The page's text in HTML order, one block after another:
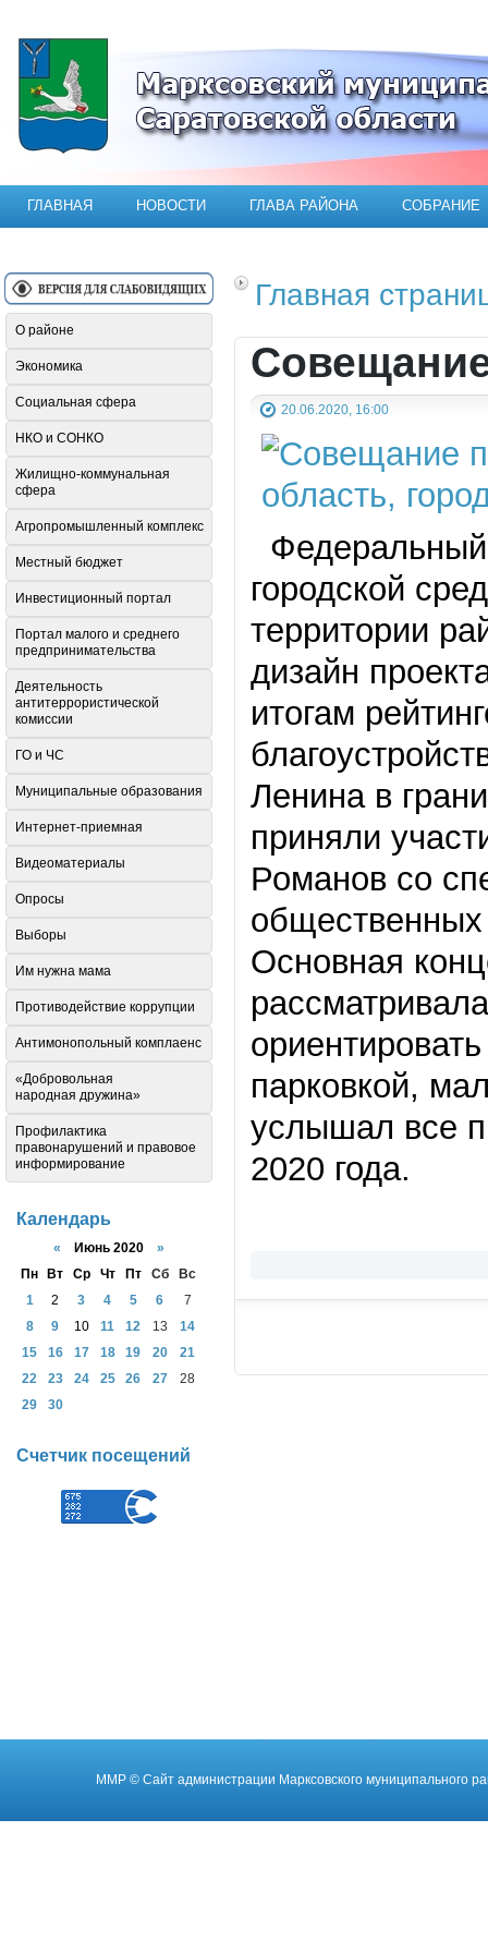
Официальный сайт Марксовского
ГЛАВНАЯ НОВОСТИ ГЛАВА РАЙОНА СОБРАНИЕ
Главная
20.06.2020, 16:00
городской
территории
дизайн
итогам
Ленина в
приняли
Романов со
Основная
парковкой,
услышал все
2020 года.
О районе
Экономика
Социальная сфера
НКО и СОНКО
Жилищно-коммунальная
сфера
Агропромышленный комплекс
Местный бюджет
Инвестиционный портал
Портал малого и среднего
предпринимательства
Деятельность
антитеррористической
комиссии
ГО и ЧС
Муниципальные образования
Интернет-приемная
Видеоматериалы
Опросы
Выборы
Им нужна мама
Противодействие коррупции
Антимонопольный комплаенс
«Добровольная
народная дружина»
Профилактика
правонарушений и правовое
информирование
Календарь
« Июнь 2020 »
Пн
Вт Ср Чт Пт Сб
Вс
1
2 3 4 5 6
7
8
9 10 11 12 13
14
15
16 17 18 19 20
21
22
23 24 25 26 27
28
29
30
Счетчик посещений
ММР © Cайт администрации Марксовского муниципального